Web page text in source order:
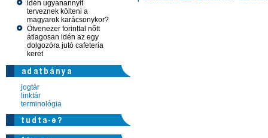
idén ugyanannyit
terveznek költeni a
magyarok karácsonykor?
Ötvenezer forinttal nőtt
átlagosan idén az egy
dolgozóra jutó cafeteria
keret
jogtár
linktár
terminológia